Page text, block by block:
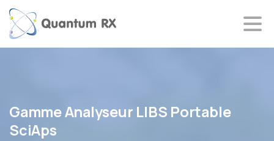
GammeAnalyseur LIBS Portable
SciAps